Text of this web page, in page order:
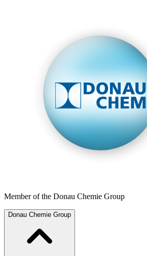
Member of the Donau Chemie Group
Donau Chemie Group